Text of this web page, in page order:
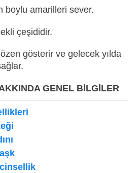
boylu amarilleri sever.
çeşididir.
gösterir ve gelecek yılda
GENEL BILGILER